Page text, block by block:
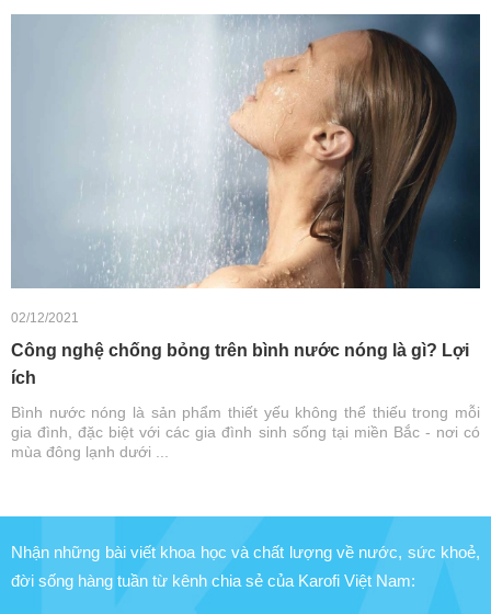
02/12/2021
Công nghệ chống bỏng trên bình nước nóng là gì? Lợi
ích
Bình nước nóng là sản phẩm thiết yếu không thể thiếu trong mỗi
gia đình, đặc biệt với các gia đình sinh sống tại miền Bắc - nơi có
mùa đông lạnh dưới ...
Nhận những bài viết khoa học và chất lượng về nước, sức khoẻ,
đời sống hàng tuần từ kênh chia sẻ của Karofi Việt Nam: